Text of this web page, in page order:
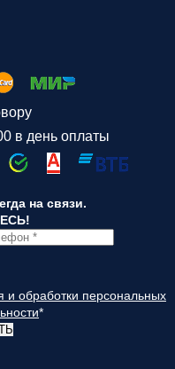
в день оплаты
на связи.
и обработки персональных
*